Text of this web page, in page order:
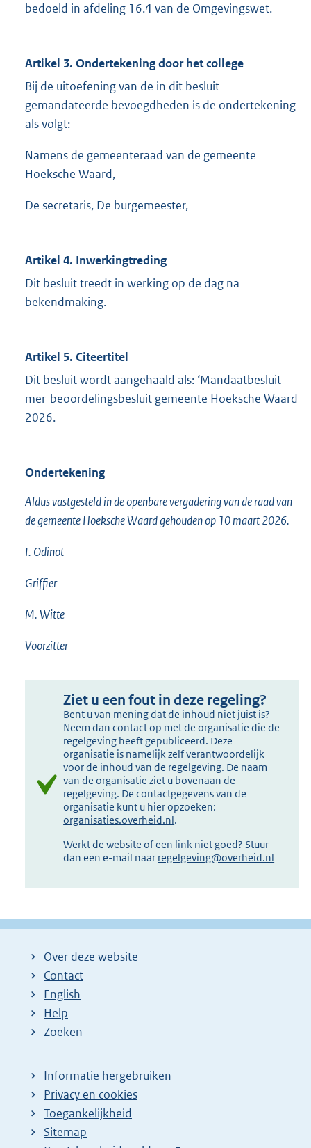
bedoeld in afdeling 16.4 van de Omgevingswet.
Artikel 3. Ondertekening door het college
Bij de uitoefening van de in dit besluit
gemandateerde bevoegdheden is de ondertekening
als volgt:
Namens de gemeenteraad van de gemeente
Hoeksche Waard,
De secretaris, De burgemeester,
Artikel 4. Inwerkingtreding
Dit besluit treedt in werking op de dag na
bekendmaking.
Artikel 5. Citeertitel
Dit besluit wordt aangehaald als: ‘Mandaatbesluit
mer-beoordelingsbesluit gemeente Hoeksche Waard
2026.
Ondertekening
Aldus vastgesteld in de openbare vergadering van de raad van
de gemeente Hoeksche Waard gehouden op 10 maart 2026.
I. Odinot
Griffier
M. Witte
Voorzitter
Ziet u een fout in deze regeling?
Bent u van mening dat de inhoud niet juist is?
Neem dan contact op met de organisatie die de
regelgeving heeft gepubliceerd. Deze
organisatie is namelijk zelf verantwoordelijk
voor de inhoud van de regelgeving. De naam
van de organisatie ziet u bovenaan de
regelgeving. De contactgegevens van de
organisatie kunt u hier opzoeken:
organisaties.overheid.nl.
Werkt de website of een link niet goed? Stuur
dan een e-mail naar regelgeving@overheid.nl
Over deze website
Contact
English
Help
Zoeken
Informatie hergebruiken
Privacy en cookies
Toegankelijkheid
Sitemap